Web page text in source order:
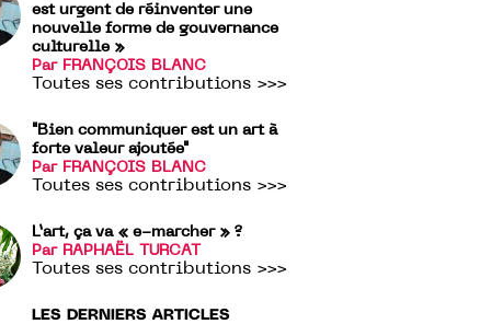
est urgent de réinventer une
nouvelle forme de gouvernance
culturelle »
Par FRANÇOIS BLANC
Toutes ses contributions >>>
"Bien communiquer est un art à
forte valeur ajoutée"
Par FRANÇOIS BLANC
Toutes ses contributions >>>
L’art, ça va « e-marcher » ?
Par RAPHAËL TURCAT
Toutes ses contributions >>>
LES DERNIERS ARTICLES